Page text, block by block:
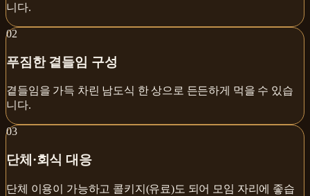
니다.
02
푸짐한 곁들임 구성
곁들임을 가득 차린 남도식 한 상으로 든든하게 먹을 수 있습
니다.
03
단체·회식 대응
단체 이용이 가능하고 콜키지(유료)도 되어 모임 자리에 좋습